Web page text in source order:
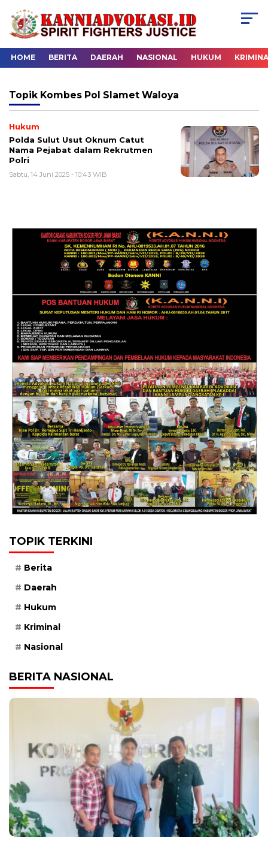
HOME BERITA DAERAH NASIONAL HUKUM
Topik Kombes Pol Slamet Waloya
Hukum
Polda Sulut Usut Oknum Catut
Nama Pejabat dalam Rekrutmen
Polri
Sabtu, 14 Juni 2025 - 10:43 WIB
TOPIK TERKINI
Berita
Daerah
Hukum
Kriminal
Nasional
BERITA NASIONAL